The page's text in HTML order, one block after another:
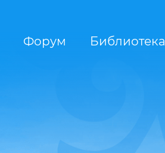
Форум Библиотека